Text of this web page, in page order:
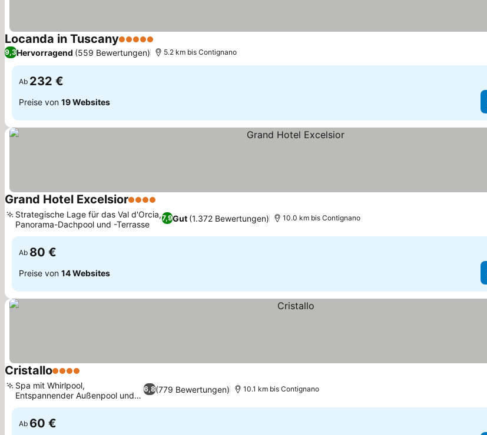
Locanda in Tuscany5 Sterne
9,3Hervorragend (559 Bewertungen) 5.2 km bis Contignano
Ab 232 €
Preise von 19 Websites
Grand Hotel Excelsior4 Sterne
7,9Gut (1.372 Bewertungen)
Strategische Lage für das Val d'Orcia,
Panorama-Dachpool und -Terrasse
10.0 km bis Contignano
Ab 80 €
Preise von 14 Websites
Cristallo4 Sterne
6,8(779 Bewertungen)
Spa mit Whirlpool,
Entspannender Außenpool und
Garten
10.1 km bis Contignano
Ab 60 €